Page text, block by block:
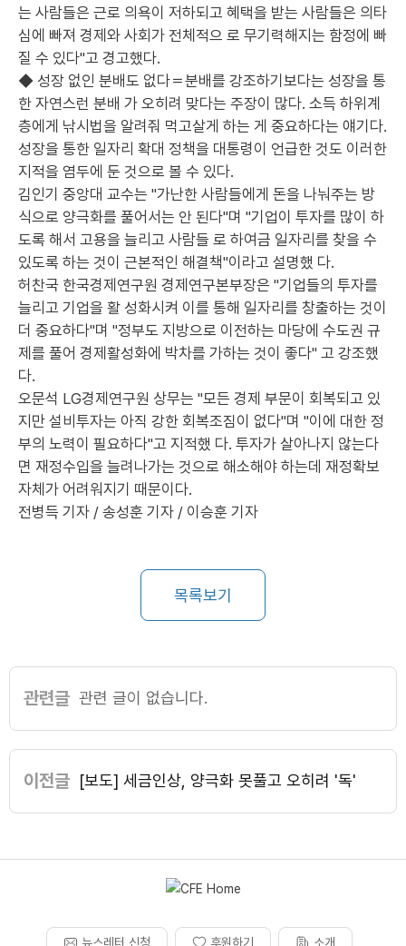
는 사람들은 근로 의욕이 저하되고 혜택을 받는 사람들은 의타
심에 빠져 경제와 사회가 전체적으 로 무기력해지는 함정에 빠
질 수 있다"고 경고했다.
◆ 성장 없인 분배도 없다＝분배를 강조하기보다는 성장을 통
한 자연스런 분배 가 오히려 맞다는 주장이 많다. 소득 하위계
층에게 낚시법을 알려줘 먹고살게 하는 게 중요하다는 얘기다.
성장을 통한 일자리 확대 정책을 대통령이 언급한 것도 이러한
지적을 염두에 둔 것으로 볼 수 있다.
김인기 중앙대 교수는 "가난한 사람들에게 돈을 나눠주는 방
식으로 양극화를 풀어서는 안 된다"며 "기업이 투자를 많이 하
도록 해서 고용을 늘리고 사람들 로 하여금 일자리를 찾을 수
있도록 하는 것이 근본적인 해결책"이라고 설명했 다.
허찬국 한국경제연구원 경제연구본부장은 "기업들의 투자를
늘리고 기업을 활 성화시켜 이를 통해 일자리를 창출하는 것이
더 중요하다"며 "정부도 지방으로 이전하는 마당에 수도권 규
제를 풀어 경제활성화에 박차를 가하는 것이 좋다" 고 강조했
다.
오문석 LG경제연구원 상무는 "모든 경제 부문이 회복되고 있
지만 설비투자는 아직 강한 회복조짐이 없다"며 "이에 대한 정
부의 노력이 필요하다"고 지적했 다. 투자가 살아나지 않는다
면 재정수입을 늘려나가는 것으로 해소해야 하는데 재정확보
자체가 어려워지기 때문이다.
전병득 기자 / 송성훈 기자 / 이승훈 기자
목록보기
관련글 관련 글이 없습니다.
이전글 [보도] 세금인상, 양극화 못풀고 오히려 '독'
뉴스레터 신청 후원하기 소개